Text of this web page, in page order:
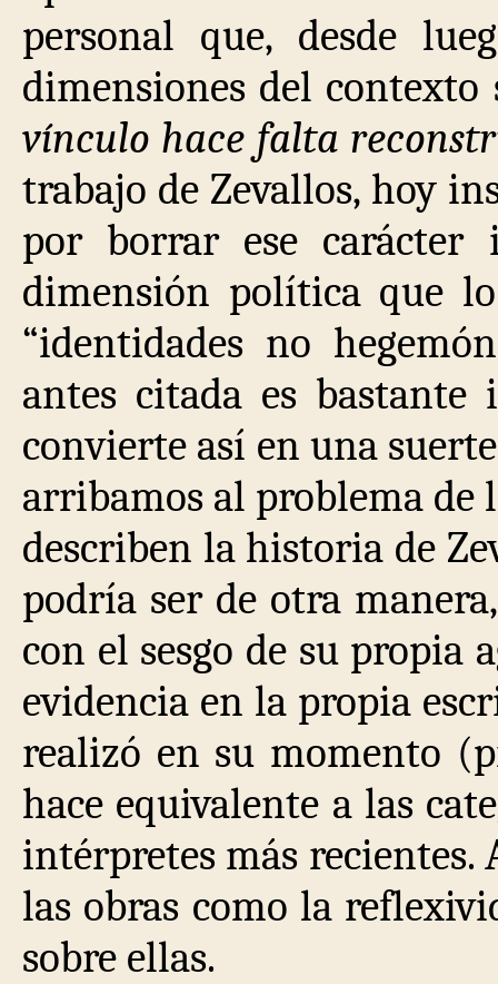
personal que, desde
dimensiones del
vínculo hace falta
trabajo de Zevallos, hoy
por borrar ese carácter
dimensión política que
“identidades no
antes citada es
convierte así en una
arribamos al problema de
describen la historia de
podría ser de otra
con el sesgo de su propia
evidencia en la propia
realizó en su momento
hace equivalente a las
intérpretes más
las obras como la
sobre ellas.